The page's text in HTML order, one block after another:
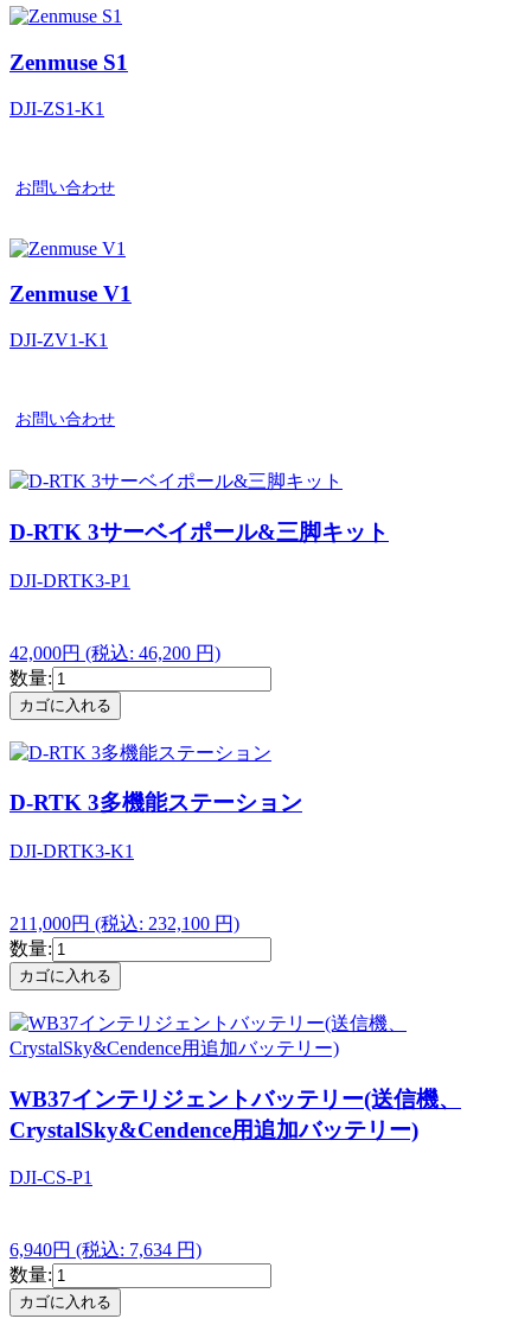
Zenmuse S1
DJI-ZS1-K1
お問い合わせ
Zenmuse V1
DJI-ZV1-K1
お問い合わせ
D-RTK 3サーベイポール&三脚キット
DJI-DRTK3-P1
42,000円 (税込: 46,200 円)
数量:
D-RTK 3多機能ステーション
DJI-DRTK3-K1
211,000円 (税込: 232,100 円)
数量:
WB37インテリジェントバッテリー(送信機、
CrystalSky&Cendence用追加バッテリー)
DJI-CS-P1
6,940円 (税込: 7,634 円)
数量: